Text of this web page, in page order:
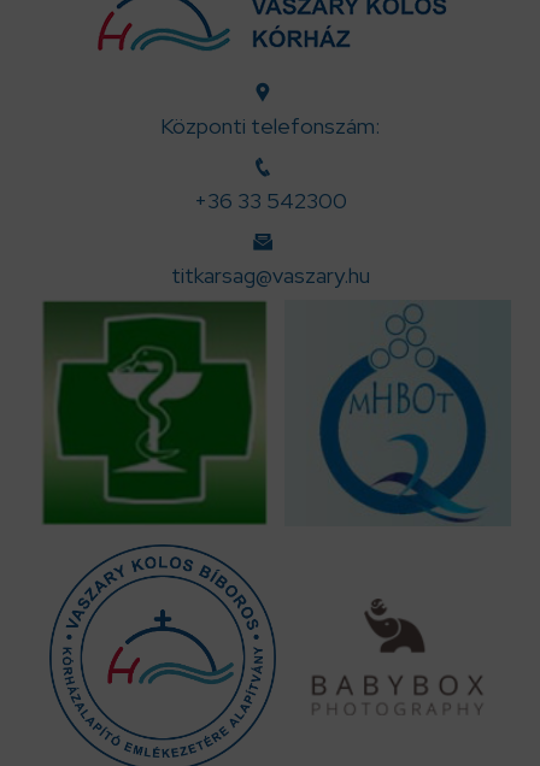
Központi telefonszám:
+36 33 542300
titkarsag@vaszary.hu